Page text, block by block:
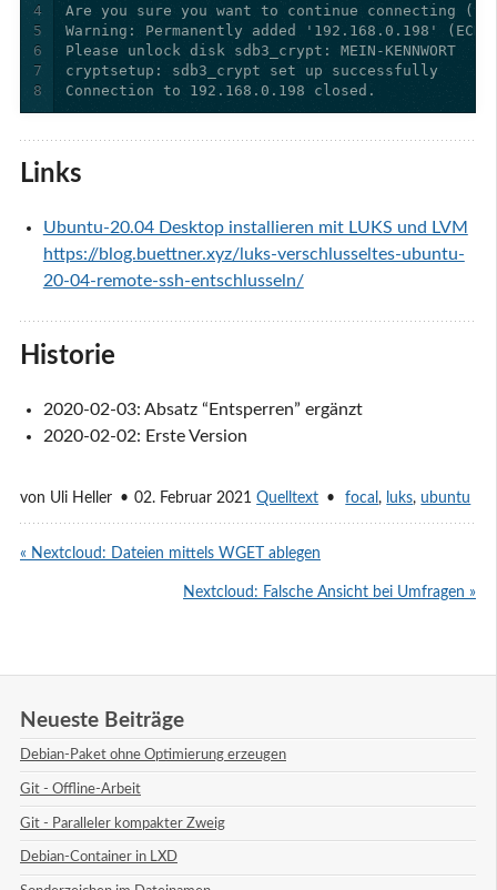
4
5
6
7
8
Connection to 192.168.0.198 closed.
Links
Ubuntu-20.04 Desktop installieren mit LUKS und LVM
https://blog.buettner.xyz/luks-verschlusseltes-ubuntu-
20-04-remote-ssh-entschlusseln/
Historie
2020-02-03: Absatz “Entsperren” ergänzt
2020-02-02: Erste Version
von Uli Heller 02. Februar 2021 Quelltext focal , luks, ubuntu
« Nextcloud: Dateien mittels WGET ablegen
Nextcloud: Falsche Ansicht bei Umfragen »
Neueste Beiträge
Debian-Paket ohne Optimierung erzeugen
Git - Offline-Arbeit
Git - Paralleler kompakter Zweig
Debian-Container in LXD